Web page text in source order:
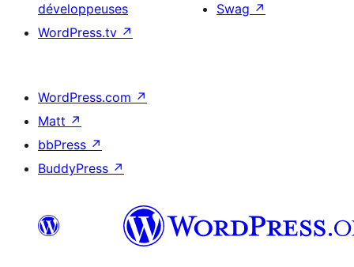
développeuses
WordPress.tv ↗
Swag ↗
WordPress.com ↗
Matt ↗
bbPress ↗
BuddyPress ↗